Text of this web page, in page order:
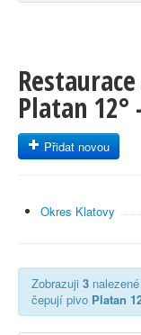
Platan 12°
Přidat novou
Okres Klatovy
Zobrazuji 3
čepují pivo Platan